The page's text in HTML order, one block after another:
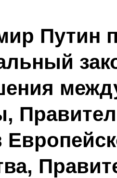
Путин